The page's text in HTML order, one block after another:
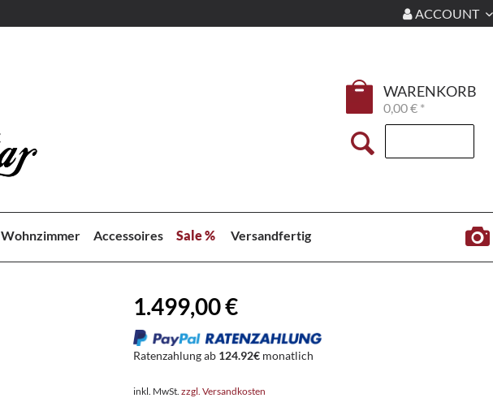
ACCOUNT
WARENKORB
0,00 € *
Wohnzimmer Accessoires Sale % Versandfertig
1.499,00 €
Ratenzahlung ab 124.92€ monatlich
inkl. MwSt.zzgl. Versandkosten